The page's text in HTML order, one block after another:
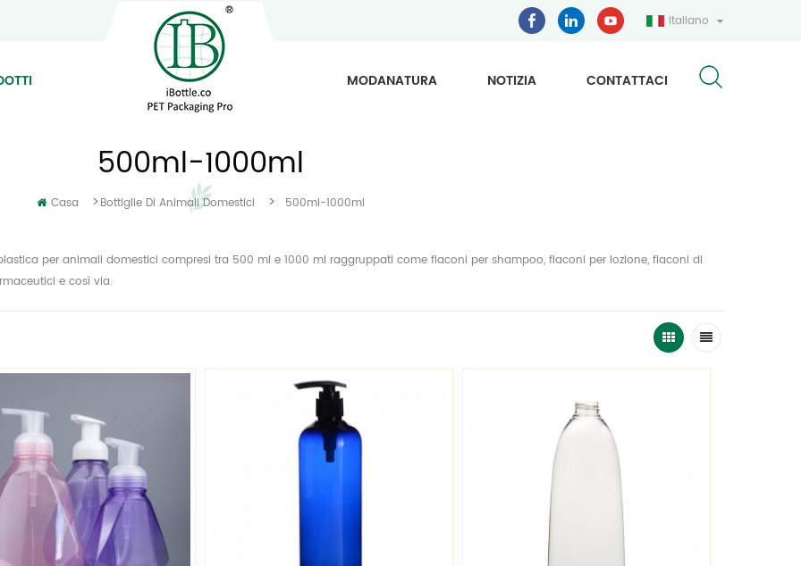
Italiano
MODANATURA NOTIZIA CONTATTACI
500ml-1000ml
Casa >Bottiglie Di Animali Domestici > 500ml-1000ml
per animali domestici compresi tra 500 ml e 1000 ml raggruppati come flaconi per shampoo, flaconi per lozione, flaconi di
e così via.